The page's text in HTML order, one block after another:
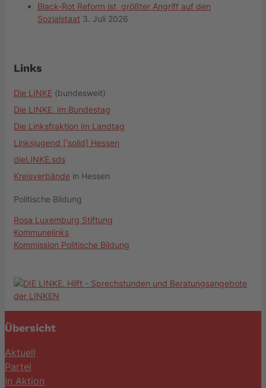
Black-Rot Reform ist größter Angriff auf den
Sozialstaat 3. Juli 2026
Links
Die LINKE (bundesweit)
Die LINKE. im Bundestag
Die Linksfraktion im Landtag
Linksjugend ['solid] Hessen
dieLINKE.sds
Kreisverbände in Hessen
Politische Bildung
Rosa Luxemburg Stiftung
Kommunelinks
Kommission Politische Bildung
Übersicht
Aktuell
Partei
In Aktion